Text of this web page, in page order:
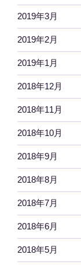
2019年3月
2019年2月
2019年1月
2018年12月
2018年11月
2018年10月
2018年9月
2018年8月
2018年7月
2018年6月
2018年5月